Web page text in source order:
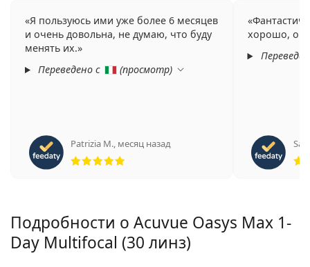
Я пользуюсь ими уже более 6 месяцев
и очень довольна, не думаю, что буду
менять их.
Переведено с
(просмотр)
Patrizia M., месяц назад
Рейтинг 5 из 5
хорошо,
Подробности о Acuvue Oasys Max 1-
Day Multifocal (30 линз)